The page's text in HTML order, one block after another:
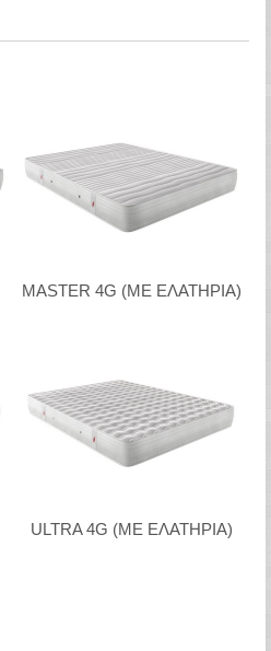
MASTER 4G (ΜΕ ΕΛΑΤΗΡΙΑ)
ULTRA 4G (ΜΕ ΕΛΑΤΗΡΙΑ)